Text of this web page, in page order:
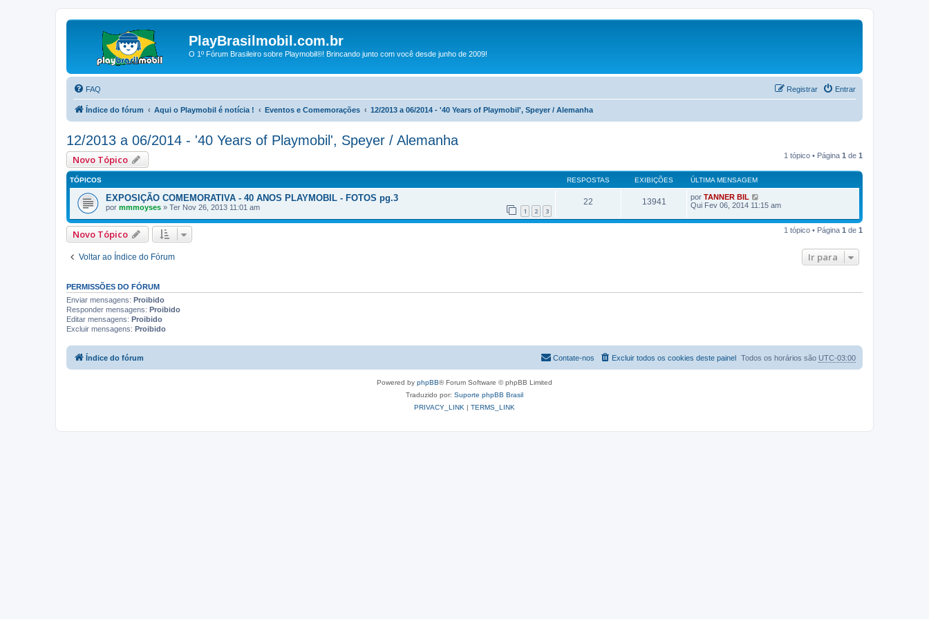
PlayBrasilmobil.com.br
O 1º Fórum Brasileiro sobre Playmobil®! Brincando junto com você desde junho de 2009!
FAQ Entrar
Registrar
Índice do fórum Aqui o Playmobil é notícia ! Eventos e Comemorações 12/2013 a 06/2014 - '40 Years of Playmobil', Speyer / Alemanha
12/2013 a 06/2014 - '40 Years of Playmobil', Speyer / Alemanha
Novo Tópico 1 tópico • Página 1 de 1
TÓPICOS RESPOSTAS EXIBIÇÕES ÚLTIMA MENSAGEM
EXPOSIÇÃO COMEMORATIVA - 40 ANOS PLAYMOBIL - FOTOS pg.3
por mmmoyses » Ter Nov 26, 2013 11:01 am 1 2 3
22 13941 por TANNER BIL
Qui Fev 06, 2014 11:15 am
Novo Tópico 1 tópico • Página 1 de 1
Voltar ao Índice do Fórum Ir para
PERMISSÕES DO FÓRUM
Enviar mensagens: Proibido
Responder mensagens: Proibido
Editar mensagens: Proibido
Excluir mensagens: Proibido
Índice do fórum Todos os horários são UTC-03:00
Excluir todos os cookies deste painel
Contate-nos
Powered by phpBB® Forum Software © phpBB Limited
Traduzido por: Suporte phpBB Brasil
PRIVACY_LINK | TERMS_LINK